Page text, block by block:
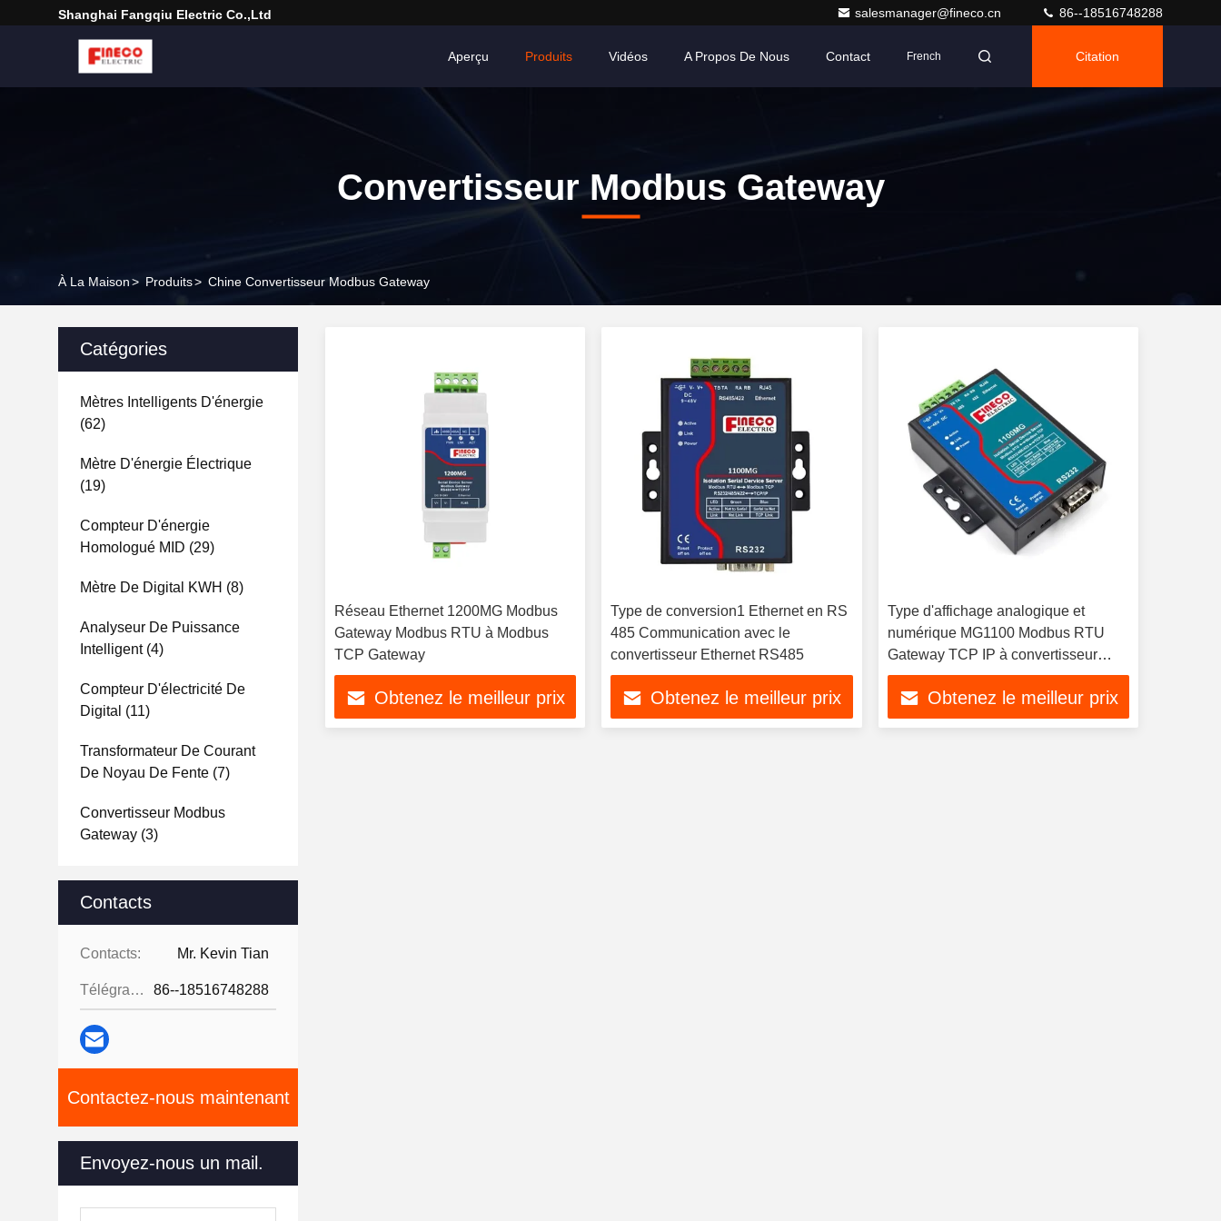
Shanghai Fangqiu Electric Co.,ltd salesmanager@fineco.cn 86--18516748288
Aperçu Produits Vidéos A Propos De Nous Contact French Citation
Convertisseur Modbus Gateway
À La Maison> Produits> Chine Convertisseur Modbus Gateway
Catégories
Mètres Intelligents D'énergie
(62)
Mètre D'énergie Électrique
(19)
Compteur D'énergie
Homologué MID (29)
Mètre De Digital KWH (8)
Analyseur De Puissance
Intelligent(4)
Compteur D'électricité De
Digital (11)
Transformateur De Courant
De Noyau De Fente (7)
Convertisseur Modbus
Gateway (3)
Contacts
Contacts: Mr. Kevin Tian
Télégramme: 86--18516748288
Contactez-nous maintenant
Envoyez-nous un mail.
Réseau Ethernet 1200MG Modbus
Gateway Modbus RTU à Modbus
TCP Gateway
Obtenez le meilleur prix
Type de conversion1 Ethernet en RS
485 Communication avec le
convertisseur Ethernet RS485
Obtenez le meilleur prix
Type d'affichage analogique et
numérique MG1100 Modbus RTU
Gateway TCP IP à convertisseur
RS485
Obtenez le meilleur prix